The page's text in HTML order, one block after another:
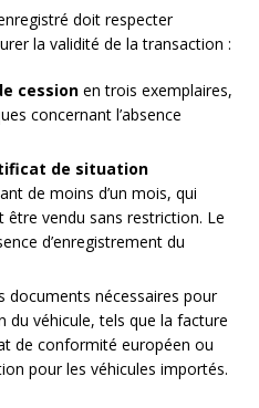
doit respecter
la validité de la transaction :
cession en trois exemplaires,
concernant l’absence
de situation
de moins d’un mois, qui
vendu sans restriction. Le
d’enregistrement du
documents nécessaires pour
du véhicule, tels que la facture
de conformité européen ou
pour les véhicules importés.